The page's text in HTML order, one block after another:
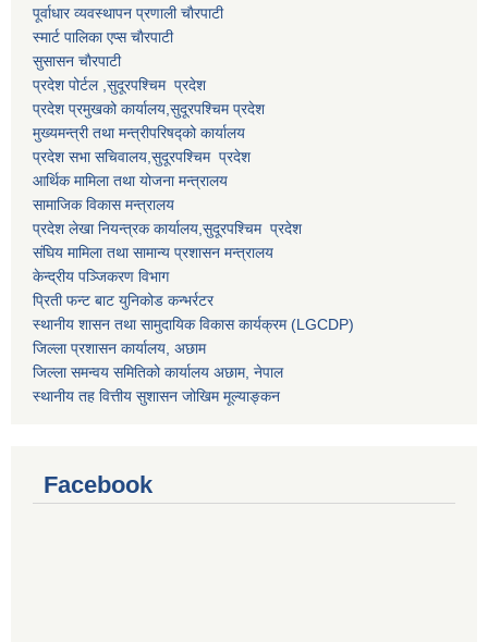
पूर्वाधार व्यवस्थापन प्रणाली चाैरपाटी
स्मार्ट पालिका एप्स चाैरपाटी
सुसासन चाैरपाटी
प्रदेश पोर्टल ,सुदूरपश्चिम प्रदेश
प्रदेश प्रमुखको कार्यालय,सुदूरपश्चिमप्रदेश
मुख्यमन्त्री तथा मन्त्रीपरिषद्को कार्यालय
प्रदेश सभा सचिवालय,सुदूरपश्चिम प्रदेश
आर्थिक मामिला तथा योजना मन्त्रालय
सामाजिक विकास मन्त्रालय
प्रदेश लेखा नियन्त्रक कार्यालय,सुदूरपश्चिम प्रदेश
संघिय मामिला तथा सामान्य प्रशासन मन्त्रालय
केन्द्रीय पञ्जिकरण विभाग
प्रिती फन्ट बाट युनिकोड कन्भर्रटर
स्थानीय शासन तथा सामुदायिक विकास कार्यक्रम (LGCDP)
जिल्ला प्रशासन कार्यालय, अछाम
जिल्ला समन्वय समितिको कार्यालय अछाम, नेपाल
स्थानीय तह वित्तीय सुशासन जोखिम मूल्याङ्कन
Facebook